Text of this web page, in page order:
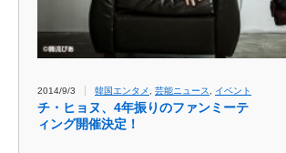
2014/9/3 韓国エンタメ 芸能ニュース イベント
チ​・ヒョヌ、4年振りのファンミーテ
ィング開催決定！